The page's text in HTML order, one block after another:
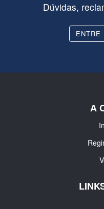
Dúvidas,
ENTRE
A